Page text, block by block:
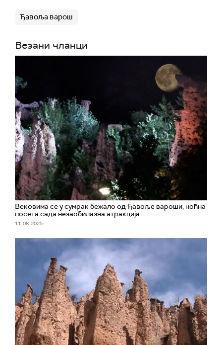
Ђавоља варош
Везани чланци
Вековима се у сумрак бежало од Ђавоље вароши, ноћна
посета сада незаобилазна атракција
11. 08. 2025.